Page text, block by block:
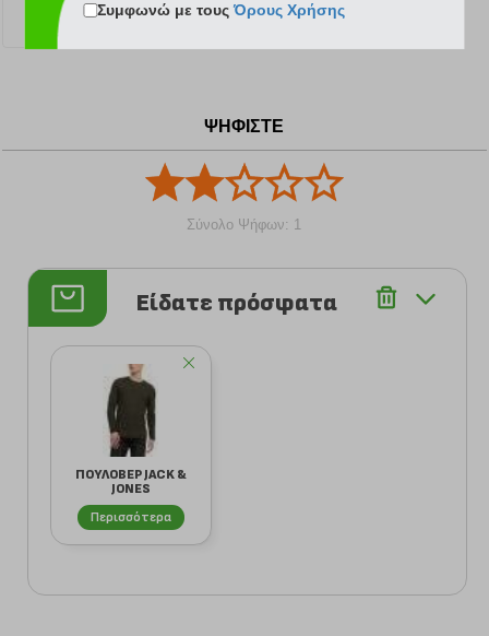
ΨΗΦΙΣΤΕ
Σύνολο Ψήφων: 1
Είδατε πρόσφατα
ΠΟΥΛΟΒΕΡ JACK &
JONES
JPRBLUMIGUEL
12238557 Σ...
Περισσότερα
Συμφωνώ με τουςΌρους Χρήσης